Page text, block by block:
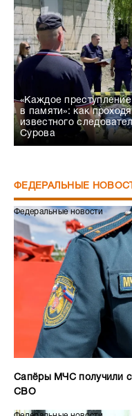
«Каждое
в памяти»: как
известного
Сурова
ФЕДЕРАЛЬНЫЕ
Федеральные новости
Сапёры МЧС получили
СВО